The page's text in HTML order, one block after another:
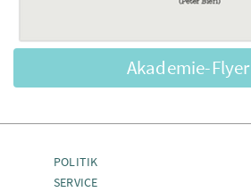
Akademie-Flyer
POLITIK
SERVICE